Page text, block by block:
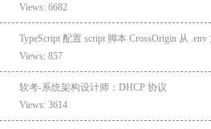
Views: 6682
Views: 857
软考-系统架构设计师：DHCP 协议
Views: 3614